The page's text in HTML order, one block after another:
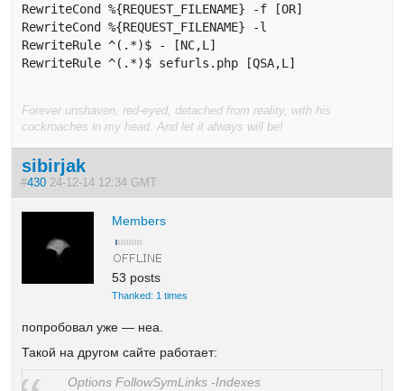
RewriteCond %{REQUEST_FILENAME} -f [OR]
RewriteCond %{REQUEST_FILENAME} -l
RewriteRule ^(.*)$ - [NC,L]
RewriteRule ^(.*)$ sefurls.php [QSA,L]
Forever unshaven, red-eyed, detached from reality, with his
cockroaches in my head. And let it always will be!
sibirjak
#430 24-12-14 12:34 GMT
Members
53 posts
Thanked: 1 times
попробовал уже — неа.
Такой на другом сайте работает:
Options FollowSymLinks -Indexes